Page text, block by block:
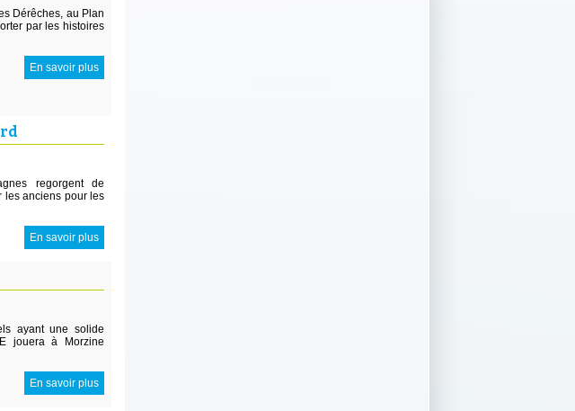
Dérêches, au Plan
par les histoires
En savoir plus
regorgent de
les anciens pour les
En savoir plus
ayant une solide
jouera à Morzine
En savoir plus